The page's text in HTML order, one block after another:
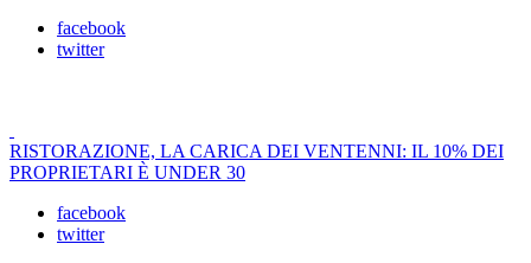
facebook
twitter
RISTORAZIONE, LA CARICA DEI VENTENNI: IL 10% DEI
PROPRIETARI È UNDER 30
facebook
twitter